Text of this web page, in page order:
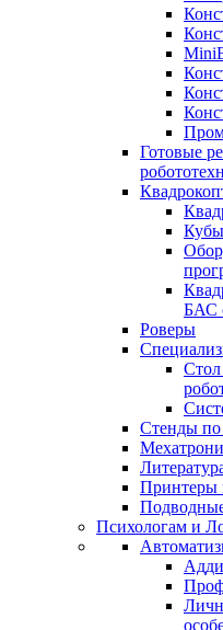
Готовые
БАС
Роверы
Стол
Стенды по
Принтеры
Психологам и